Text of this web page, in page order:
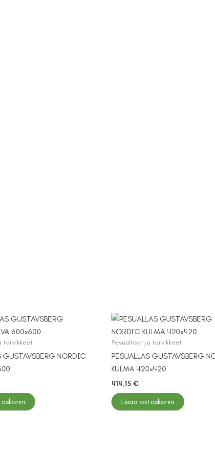
tarvikkeet
GUSTAVSBERG NORDIC
Pesualtaat ja tarvikkeet
PESUALLAS GUSTAVSBERG
KULMA 420×420
414,15 €
Lisää ostoskoriin